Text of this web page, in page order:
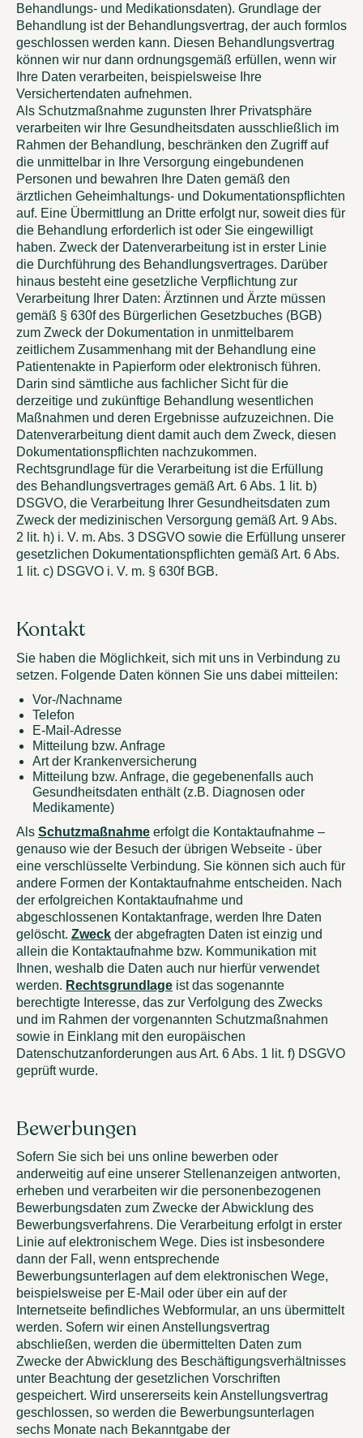
Behandlungs- und Medikationsdaten). Grundlage der
Behandlung ist der Behandlungsvertrag, der auch formlos
geschlossen werden kann. Diesen Behandlungsvertrag
können wir nur dann ordnungsgemäß erfüllen, wenn wir
Ihre Daten verarbeiten, beispielsweise Ihre
Versichertendaten aufnehmen.
Als Schutzmaßnahme zugunsten Ihrer Privatsphäre
verarbeiten wir Ihre Gesundheitsdaten ausschließlich im
Rahmen der Behandlung, beschränken den Zugriff auf
die unmittelbar in Ihre Versorgung eingebundenen
Personen und bewahren Ihre Daten gemäß den
ärztlichen Geheimhaltungs- und Dokumentationspflichten
auf. Eine Übermittlung an Dritte erfolgt nur, soweit dies für
die Behandlung erforderlich ist oder Sie eingewilligt
haben. Zweck der Datenverarbeitung ist in erster Linie
die Durchführung des Behandlungsvertrages. Darüber
hinaus besteht eine gesetzliche Verpflichtung zur
Verarbeitung Ihrer Daten: Ärztinnen und Ärzte müssen
gemäß § 630f des Bürgerlichen Gesetzbuches (BGB)
zum Zweck der Dokumentation in unmittelbarem
zeitlichem Zusammenhang mit der Behandlung eine
Patientenakte in Papierform oder elektronisch führen.
Darin sind sämtliche aus fachlicher Sicht für die
derzeitige und zukünftige Behandlung wesentlichen
Maßnahmen und deren Ergebnisse aufzuzeichnen. Die
Datenverarbeitung dient damit auch dem Zweck, diesen
Dokumentationspflichten nachzukommen.
Rechtsgrundlage für die Verarbeitung ist die Erfüllung
des Behandlungsvertrages gemäß Art. 6 Abs. 1 lit. b)
DSGVO, die Verarbeitung Ihrer Gesundheitsdaten zum
Zweck der medizinischen Versorgung gemäß Art. 9 Abs.
2 lit. h) i. V. m. Abs. 3 DSGVO sowie die Erfüllung unserer
gesetzlichen Dokumentationspflichten gemäß Art. 6 Abs.
1 lit. c) DSGVO i. V. m. § 630f BGB.
Kontakt
Sie haben die Möglichkeit, sich mit uns in Verbindung zu
setzen. Folgende Daten können Sie uns dabei mitteilen:
Vor-/Nachname
Telefon
E-Mail-Adresse
Mitteilung bzw. Anfrage
Art der Krankenversicherung
Mitteilung bzw. Anfrage, die gegebenenfalls auch
Gesundheitsdaten enthält (z.B. Diagnosen oder
Medikamente)
Als Schutzmaßnahme erfolgt die Kontaktaufnahme –
genauso wie der Besuch der übrigen Webseite - über
eine verschlüsselte Verbindung. Sie können sich auch für
andere Formen der Kontaktaufnahme entscheiden. Nach
der erfolgreichen Kontaktaufnahme und
abgeschlossenen Kontaktanfrage, werden Ihre Daten
gelöscht. Zweck der abgefragten Daten ist einzig und
allein die Kontaktaufnahme bzw. Kommunikation mit
Ihnen, weshalb die Daten auch nur hierfür verwendet
werden. Rechtsgrundlage ist das sogenannte
berechtigte Interesse, das zur Verfolgung des Zwecks
und im Rahmen der vorgenannten Schutzmaßnahmen
sowie in Einklang mit den europäischen
Datenschutzanforderungen aus Art. 6 Abs. 1 lit. f) DSGVO
geprüft wurde.
Bewerbungen
Sofern Sie sich bei uns online bewerben oder
anderweitig auf eine unserer Stellenanzeigen antworten,
erheben und verarbeiten wir die personenbezogenen
Bewerbungsdaten zum Zwecke der Abwicklung des
Bewerbungsverfahrens. Die Verarbeitung erfolgt in erster
Linie auf elektronischem Wege. Dies ist insbesondere
dann der Fall, wenn entsprechende
Bewerbungsunterlagen auf dem elektronischen Wege,
beispielsweise per E-Mail oder über ein auf der
Internetseite befindliches Webformular, an uns übermittelt
werden. Sofern wir einen Anstellungsvertrag
abschließen, werden die übermittelten Daten zum
Zwecke der Abwicklung des Beschäftigungsverhältnisses
unter Beachtung der gesetzlichen Vorschriften
gespeichert. Wird unsererseits kein Anstellungsvertrag
geschlossen, so werden die Bewerbungsunterlagen
sechs Monate nach Bekanntgabe der